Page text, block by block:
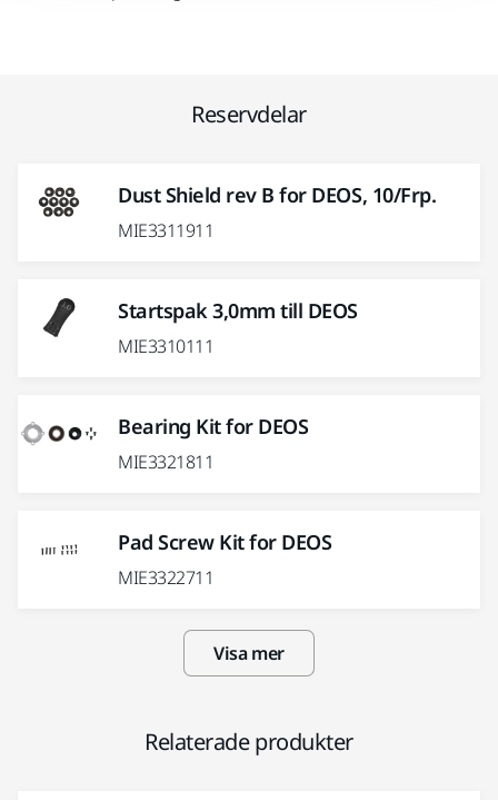
Reservdelar
Dust Shield rev B for DEOS, 10/Frp.
MIE3311911
Startspak 3,0mm till DEOS
MIE3310111
Bearing Kit for DEOS
MIE3321811
Pad Screw Kit for DEOS
MIE3322711
Visa mer
Relaterade produkter